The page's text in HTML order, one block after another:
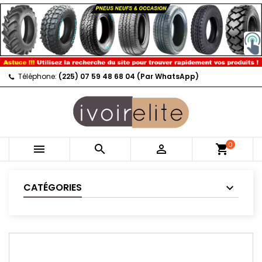
Téléphone: (225) 07 59 48 68 04 (Par WhatsApp)
   shopping_cart0
CATÉGORIES